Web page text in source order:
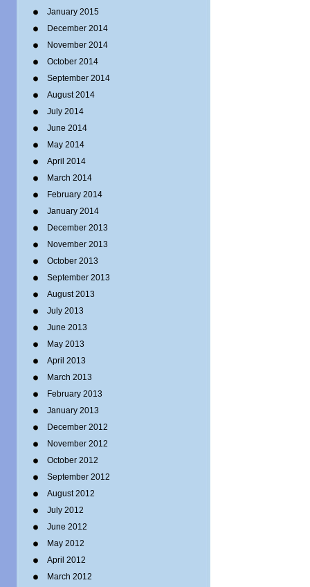
January 2015
December 2014
November 2014
October 2014
September 2014
August 2014
July 2014
June 2014
May 2014
April 2014
March 2014
February 2014
January 2014
December 2013
November 2013
October 2013
September 2013
August 2013
July 2013
June 2013
May 2013
April 2013
March 2013
February 2013
January 2013
December 2012
November 2012
October 2012
September 2012
August 2012
July 2012
June 2012
May 2012
April 2012
March 2012